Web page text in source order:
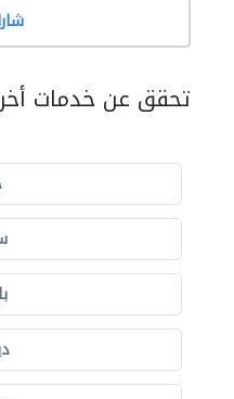
تحقق عن خدمات